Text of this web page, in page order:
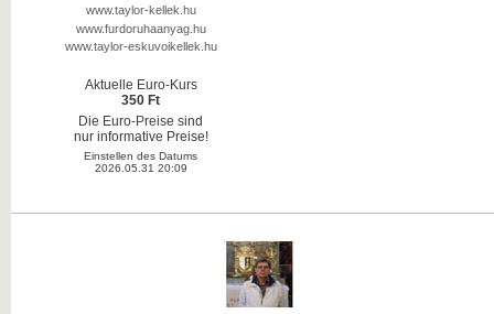
www.taylor-kellek.hu
www.furdoruhaanyag.hu
www.taylor-eskuvoikellek.hu
Aktuelle Euro-Kurs
350 Ft
Die Euro-Preise sind
nur informative Preise!
Einstellen des Datums
2026.05.31 20:09